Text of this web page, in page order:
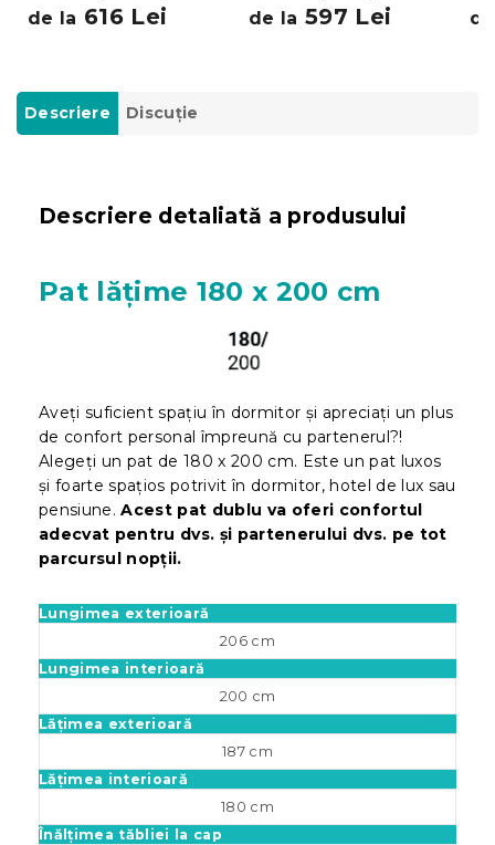
de la 616 Lei de la 597 Lei
Descriere Discuţie
Descriere detaliată a produsului
Pat lățime 180 x 200 cm
Aveți suficient spațiu în dormitor și apreciați un plus
de confort personal împreună cu partenerul?!
Alegeți un pat de 180 x 200 cm. Este un pat luxos
și foarte spațios potrivit în dormitor, hotel de lux sau
pensiune.Acest pat dublu va oferi confortul
adecvat pentru dvs. și partenerului dvs. pe tot
parcursul nopții.
Lungimea exterioară
206 cm
Lungimea interioară
200 cm
Lățimea exterioară
187 cm
Lățimea interioară
180 cm
Înălțimea tăbliei la cap